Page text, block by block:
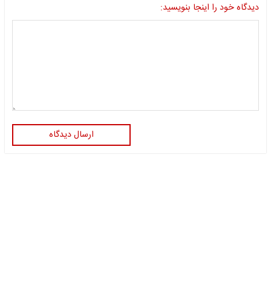
دیدگاه خود را اینجا بنویسید:
ارسال دیدگاه